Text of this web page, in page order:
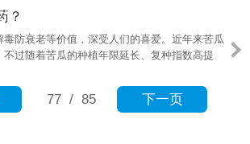
？
防衰老等价值，深受人们的喜爱。近年来苦瓜
不过随着苦瓜的种植年限延长、复种指数高提
的现象常有发生，那么苦瓜线虫用什么药来防治
77 / 85 下一页